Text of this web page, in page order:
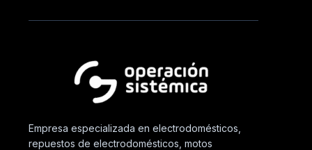
Empresa especializada en electrodomésticos,
repuestos de electrodomésticos, motos